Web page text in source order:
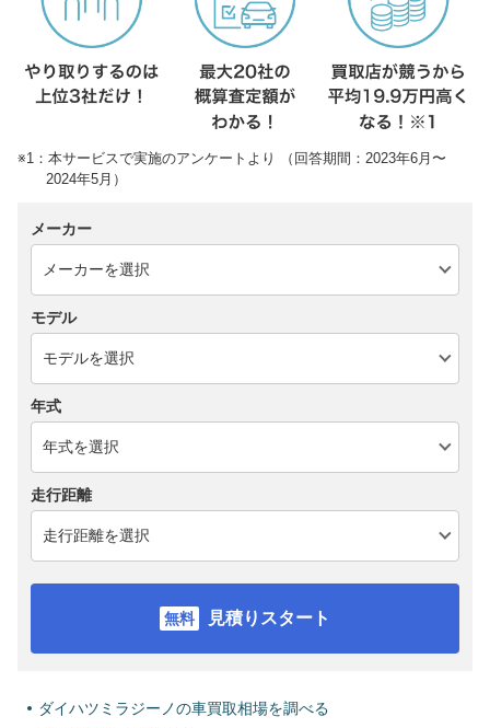
※1：本サービスで実施のアンケートより （回答期間：2023年6月〜
2024年5月）
メーカー
モデル
年式
走行距離
見積りスタート
ダイハツミラジーノの車買取相場を調べる